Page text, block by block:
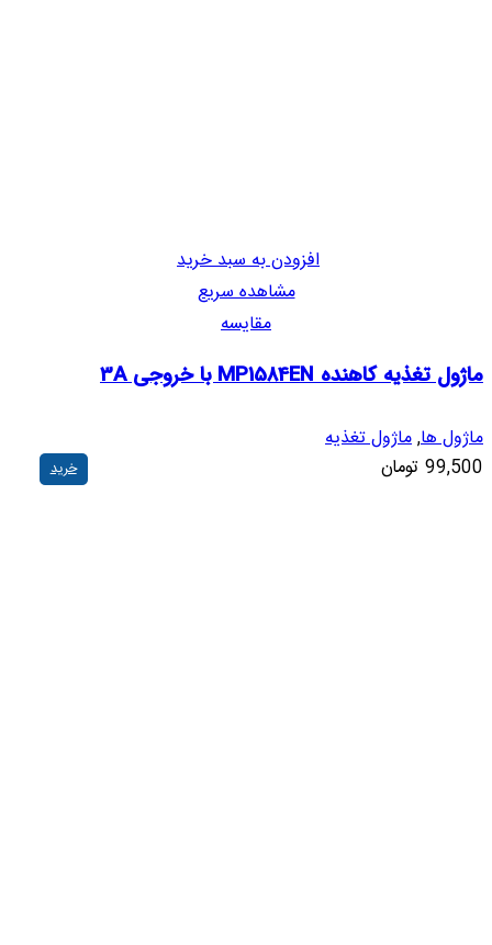
افزودن به سبد خرید
مشاهده سریع
مقایسه
ماژول تغذیه کاهنده MP1584EN با خروجی 3A
ماژول ها,ماژول تغذیه
99,500 تومان خرید